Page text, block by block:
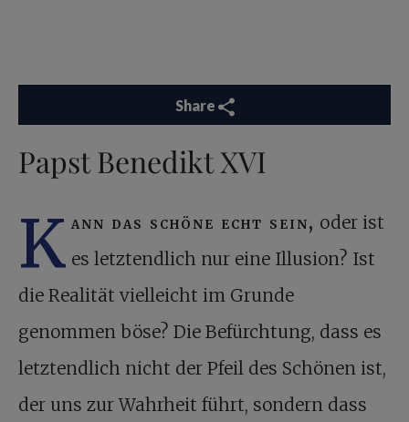
Share
Papst Benedikt XVI
K ann das schöne echt sein, oder ist
es letztendlich nur eine Illusion? Ist
die Realität vielleicht im Grunde
genommen böse? Die Befürchtung, dass es
letztendlich nicht der Pfeil des Schönen ist,
der uns zur Wahrheit führt, sondern dass